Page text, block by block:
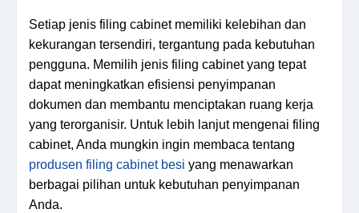
Setiap jenis filing cabinet memiliki kelebihan dan
kekurangan tersendiri, tergantung pada kebutuhan
pengguna. Memilih jenis filing cabinet yang tepat
dapat meningkatkan efisiensi penyimpanan
dokumen dan membantu menciptakan ruang kerja
yang terorganisir. Untuk lebih lanjut mengenai filing
cabinet, Anda mungkin ingin membaca tentang
produsen filing cabinet besi yang menawarkan
berbagai pilihan untuk kebutuhan penyimpanan
Anda.